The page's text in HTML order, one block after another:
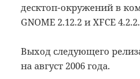
десктоп-окружений в
GNOME 2.12.2 и XFCE 4.2.2.
Выход следующего
на август 2006 года.